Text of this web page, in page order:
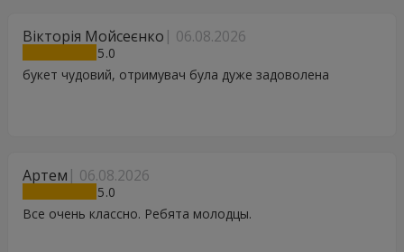
Вікторія Мойсеєнко 06.08.2026
5
букет чудовий, отримувач була дуже задоволена
Артем 06.08.2026
5
Все очень классно. Ребята молодцы.